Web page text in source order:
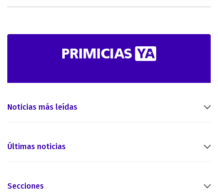
Noticias más leídas
Últimas noticias
Secciones